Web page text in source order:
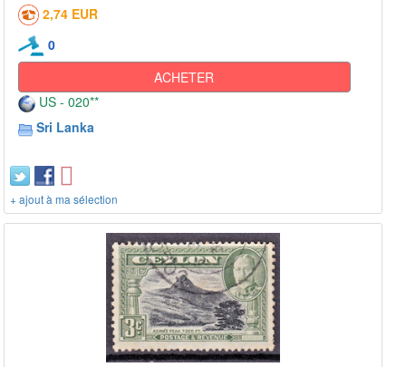
2,74 EUR
0
ACHETER
US - 020**
Sri Lanka
+ ajout à ma sélection